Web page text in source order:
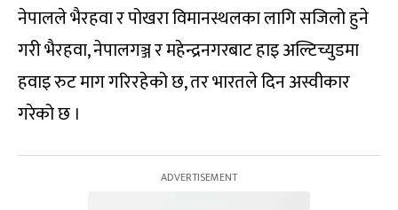
नेपालले भैरहवा र पोखरा विमानस्थलका लागि सजिलो हुने
गरी भैरहवा, नेपालगञ्ज र महेन्द्रनगरबाट हाइ अल्टिच्युडमा
हवाइ रुट माग गरिरहेको छ, तर भारतले दिन अस्वीकार
गरेको छ ।